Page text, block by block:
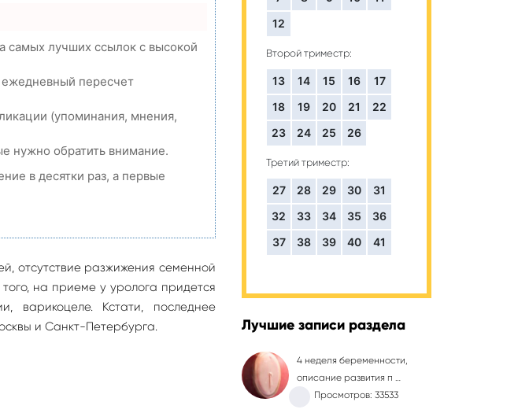
самых лучших ссылок с высокой
ежедневный пересчет
(упоминания, мнения,
нужно обратить внимание.
в десятки раз, а первые
отсутствие разжижения семенной
на приеме у уролога придется
варикоцеле. Кстати, последнее
и Санкт-Петербурга.
12
Второй триместр:
13 14 15 16
17
18
19 20 21
22
23
24 25 26
Третий триместр:
27 28 29 30
31
32
33 34 35
36
37
38 39 40 41
Лучшие записи раздела
4 неделя беременности,
описание развития п …
Просмотров: 33533